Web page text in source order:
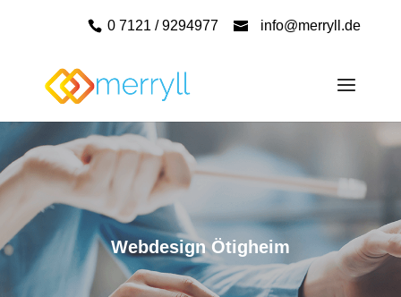
0 7121 / 9294977 info@merryll.de
Webdesign Ötigheim